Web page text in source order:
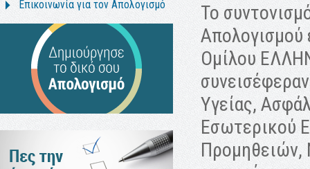
Επικοινωνία για τον Απολογισμό
Το
Απολογισμού
Ομίλου
Υγείας,
Εσωτερικού
Προμηθειών,